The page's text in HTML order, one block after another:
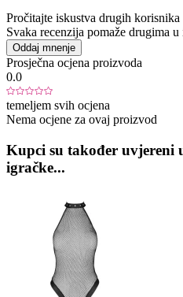
Pročitajte iskustva drugih
Svaka recenzija pomaže drugima
Oddaj mnenje
Prosječna ocjena proizvoda
0.0
temeljem svih ocjena
Nema ocjene za ovaj proizvod
Kupci su također uvjereni
igračke...